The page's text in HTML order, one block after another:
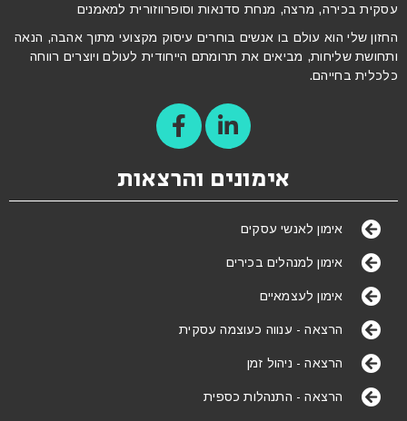
עסקית בכירה, מרצה, מנחת סדנאות וסופרווזורית למאמנים
החזון שלי הוא עולם בו אנשים בוחרים עיסוק מקצועי מתוך אהבה, הנאה
ותחושת שליחות, מביאים את תרומתם הייחודית לעולם ויוצרים רווחה
כלכלית בחייהם.
אימונים והרצאות
אימון לאנשי עסקים
אימון למנהלים בכירים
אימון לעצמאיים
הרצאה - ענווה כעוצמה עסקית
הרצאה - ניהול זמן
הרצאה - התנהלות כספית